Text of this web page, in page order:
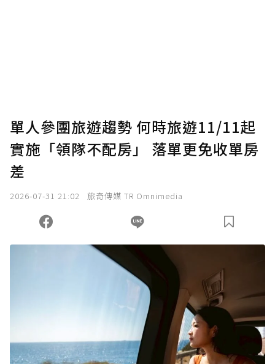
確認送出
您當前剩餘 U 利點數：0點；前往 購買點數
單人參團旅遊趨勢 何時旅遊11/11起
實施「領隊不配房」 落單更免收單房
差
2026-07-31 21:02 旅奇傳媒 TR Omnimedia